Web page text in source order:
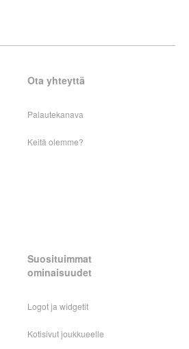
Ota yhteyttä
Palautekanava
Keitä olemme?
Suosituimmat
ominaisuudet
Logot ja widgetit
Kotisivut joukkueelle